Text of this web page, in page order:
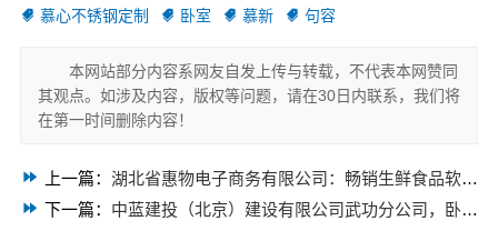
慕心不锈钢定制 卧室 慕新 句容
本网站部分内容系网友自发上传与转载，不代表本网赞同
其观点。如涉及内容，版权等问题，请在30日内联系，我们将
在第一时间删除内容！
上一篇： 湖北省惠物电子商务有限公司：畅销生鲜食品软件功能大揭秘
下一篇： 中蓝建投（北京）建设有限公司武功分公司，卧室全包装修智能家居打造